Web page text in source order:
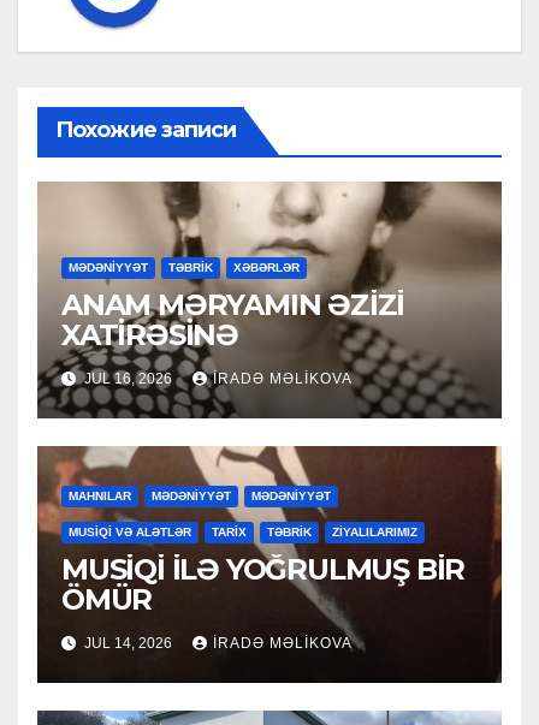
Похожие записи
MƏDƏNİYYƏT TƏBRİK XƏBƏRLƏR
ANAM MƏRYAMIN ƏZİZİ
XATİRƏSİNƏ
JUL 16, 2026 İRADƏ MƏLIKOVA
MAHNILAR MƏDƏNİYYƏT MƏDƏNİYYƏT
MUSİQİ VƏ ALƏTLƏR TARİX TƏBRİK ZİYALILARIMIZ
MUSİQİ İLƏ YOĞRULMUŞ BİR
ÖMÜR
JUL 14, 2026 İRADƏ MƏLIKOVA